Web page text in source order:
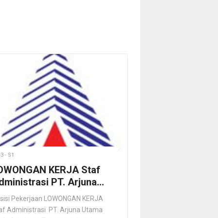
- S1
KERJA Staf
PT. Arjuna
Kimia Surabaya
Pekerjaan LOWONGAN KERJA
Administrasi PT. Arjuna Utama